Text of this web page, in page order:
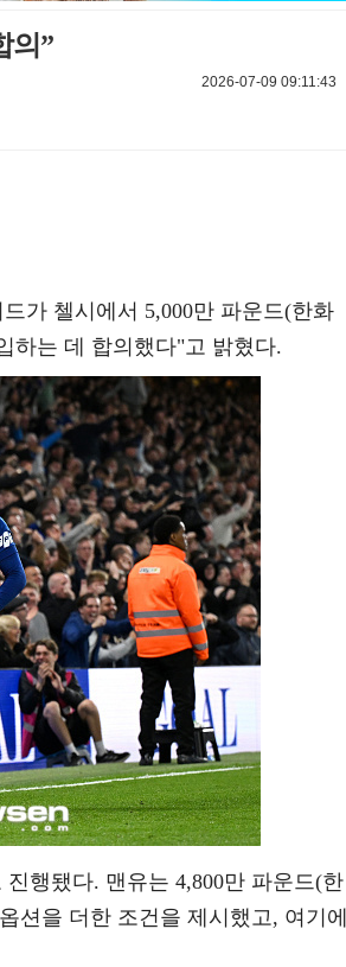
의”
2026-07-09 09:11:43
가 첼시에서 5,000만 파운드(한화
하는 데 합의했다"고 밝혔다.
행됐다. 맨유는 4,800만 파운드(한
션을 더한 조건을 제시했고, 여기에